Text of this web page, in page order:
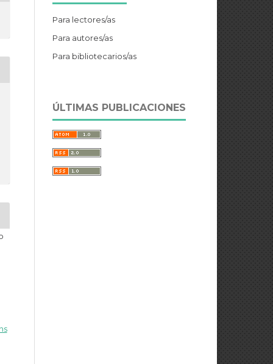
Para lectores/as
Para autores/as
Para bibliotecarios/as
ÚLTIMAS PUBLICACIONES